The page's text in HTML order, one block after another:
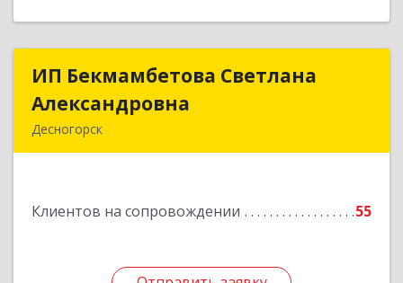
ИП Бекмамбетова Светлана
Александровна
Десногорск
Клиентов на сопровождении 55
ИП Бекмамбетова Светлана
Подробнее